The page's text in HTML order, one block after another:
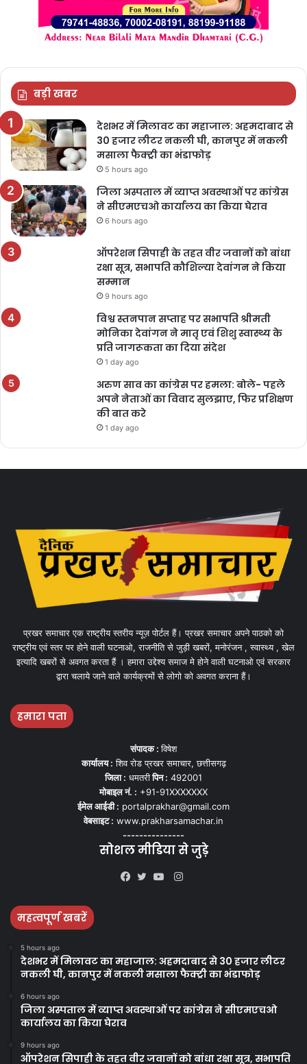
बड़ी खबर
देशभर में मिलावट का महाजाल: अहमदाबाद से
30 हजार लीटर नकली घी, कानपुर में नकली
मसाला फैक्ट्री का भंडाफोड़
5 hours ago
जिला अस्पताल में व्याप्त अवस्थाओं पर कांग्रेस
ने सीएमएचओ कार्यालय का किया घेराव
6 hours ago
ऑपरेशन सिपाही के तहत वीर जवानों को बांधा
रक्षा सूत्र, सभापति कौशिल्या देवांगन ने किया
सम्मान
9 hours ago
विश्व स्तनपान सप्ताह पर सभापति श्रीमती
मोनिका देवांगन ने मातृ एवं शिशु स्वास्थ्य के
प्रति जागरूकता का दिया संदेश
1 day ago
अरुण साव का कांग्रेस पर हमला: बोले- पहले
अपने नेताओं का विवाद सुलझाए, फिर प्रशिक्षण
की बात करे
1 day ago
प्रखर समाचार एक राष्ट्रीय स्तरीय न्यूज़ पोर्टल हैं। प्रखर समाचार अपने पाठको को
राष्ट्रीय एवं स्तर पर होने वाली घटनाओ, राजनीति से जुड़ी खबरों, मनोरंजन , स्वास्थ्य , खेल
इत्यादि खबरों से अवगत करता हैं । हमारा उद्देश्य समाज मे होने वाली घटनाओ एवं सरकार
द्वारा चलाये जाने वाले कार्यक्रमों से लोगो को अवगत कराना हैं।
हमारा पता
संपादक :विषेश
कार्यालय : शिव रोड प्रखर समाचार, छत्तीसगढ़
जिला : धमतरीपिन : 492001
मोबाइल नं. : +91-91XXXXXXX
ईमेल आईडी : portalprakhar@gmail.com
वेबसाइट : www.prakharsamachar.in
---------------
सोशल मीडिया से जुड़े
Instagram
महत्वपूर्ण खबरें
5 hours ago
देशभर में मिलावट का महाजाल: अहमदाबाद से 30 हजार लीटर
नकली घी, कानपुर में नकली मसाला फैक्ट्री का भंडाफोड़
6 hours ago
जिला अस्पताल में व्याप्त अवस्थाओं पर कांग्रेस ने सीएमएचओ
कार्यालय का किया घेराव
9 hours ago
ऑपरेशन सिपाही के तहत वीर जवानों को बांधा रक्षा सूत्र, सभापति